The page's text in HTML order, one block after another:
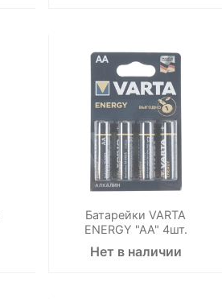
Батарейки VARTA
ENERGY "AA" 4шт.
Нет в наличии